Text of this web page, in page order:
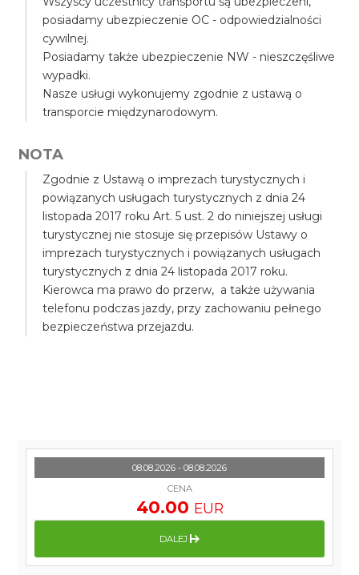
posiadamy ubezpieczenie OC - odpowiedzialności
cywilnej.
Posiadamy także ubezpieczenie NW - nieszczęśliwe
wypadki.
Nasze usługi wykonujemy zgodnie z ustawą o
transporcie międzynarodowym.
NOTA
Zgodnie z Ustawą o imprezach turystycznych i
powiązanych usługach turystycznych z dnia 24
listopada 2017 roku Art. 5 ust. 2 do niniejszej usługi
turystycznej nie stosuje się przepisów Ustawy o
imprezach turystycznych i powiązanych usługach
turystycznych z dnia 24 listopada 2017 roku.
Kierowca ma prawo do przerw, a także używania
telefonu podczas jazdy, przy zachowaniu pełnego
bezpieczeństwa przejazdu.
08.08.2026 - 08.08.2026
CENA
40.00 EUR
DALEJ